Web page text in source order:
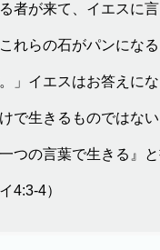
者が来て、イエスに言
れらの石がパンにな
」イエスはお答えにな
で生きるものではな
つの言葉で生きる』
4:3-4）